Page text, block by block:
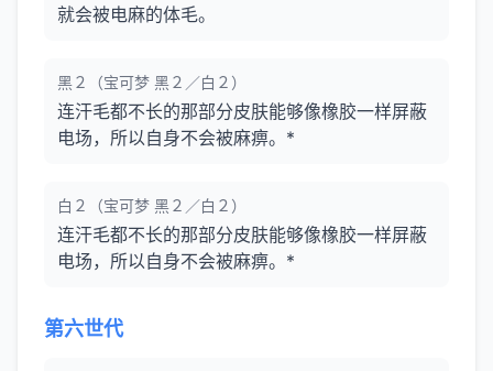
就会被电麻的体毛。
黑２（宝可梦 黑２／白２）
连汗毛都不长的那部分皮肤能够像橡胶一样屏蔽
电场，所以自身不会被麻痹。*
白２（宝可梦 黑２／白２）
连汗毛都不长的那部分皮肤能够像橡胶一样屏蔽
电场，所以自身不会被麻痹。*
第六世代